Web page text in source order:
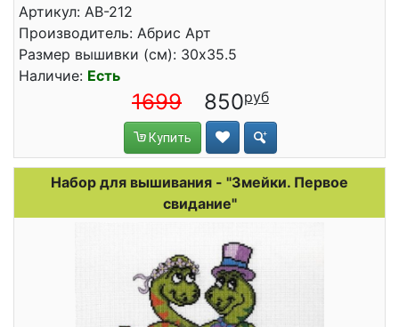
Артикул: АВ-212
Производитель: Абрис Арт
Размер вышивки (см): 30x35.5
Наличие: Есть
1699 850
Купить
Набор для вышивания - "Змейки. Первое
свидание"